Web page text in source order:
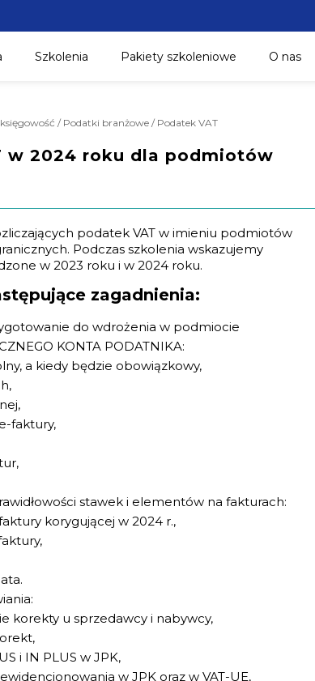
Szkolenia Pakiety szkoleniowe O nas
/ Podatki branżowe / Podatek VAT
w 2024 roku dla podmiotów
podatek VAT w imieniu podmiotów
Podczas szkolenia wskazujemy
w 2023 roku i w 2024 roku.
zagadnienia:
do wdrożenia w podmiocie
KONTA PODATNIKA:
a kiedy będzie obowiązkowy,
faktury,
stawek i elementów na fakturach:
korygującej w 2024 r.,
korekty u sprzedawcy i nabywcy,
i IN PLUS w JPK,
w JPK oraz w VAT-UE,